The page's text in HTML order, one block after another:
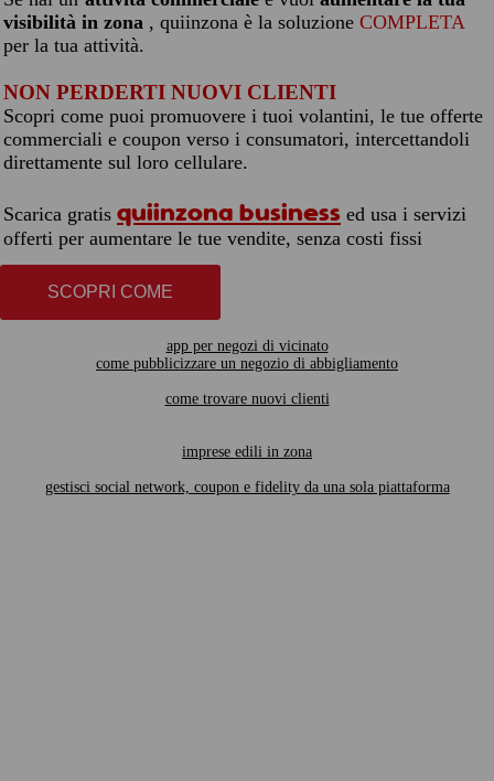
visibilità in zona , quiinzona è la soluzione COMPLETA
per la tua attività.
NON PERDERTI NUOVI CLIENTI
Scopri come puoi promuovere i tuoi volantini, le tue offerte
commerciali e coupon verso i consumatori, intercettandoli
direttamente sul loro cellulare.
Scarica gratis quiinzona business ed usa i servizi
offerti per aumentare le tue vendite, senza costi fissi
SCOPRI COME
app per negozi di vicinato
come pubblicizzare un negozio di abbigliamento
come trovare nuovi clienti
imprese edili in zona
gestisci social network, coupon e fidelity da una sola piattaforma